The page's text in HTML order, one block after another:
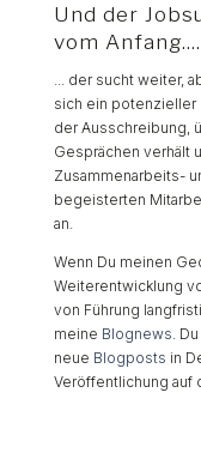
Und der
vom Anfang....
... der sucht weiter,
sich ein potenzieller
der Ausschreibung,
Gesprächen verhält
Zusammenarbeits-
begeisterten
an.
Wenn Du meinen
Weiterentwicklung
von Führung
meine Blognews .
neue Blogposts in
Veröffentlichung auf